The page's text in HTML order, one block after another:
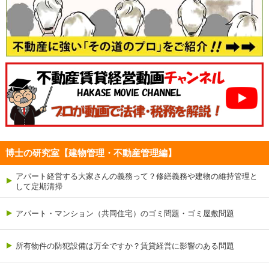
博士の研究室【建物管理・不動産管理編】
アパート経営する大家さんの義務って？修繕義務や建物の維持管理と
して定期清掃
アパート・マンション（共同住宅）のゴミ問題・ゴミ屋敷問題
所有物件の防犯設備は万全ですか？賃貸経営に影響のある問題